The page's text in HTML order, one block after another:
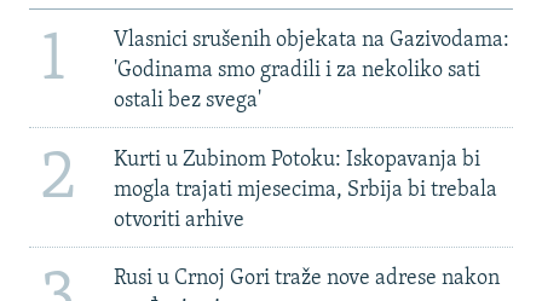
1
Vlasnici srušenih objekata na Gazivodama:
'Godinama smo gradili i za nekoliko sati
ostali bez svega'
2
Kurti u Zubinom Potoku: Iskopavanja bi
mogla trajati mjesecima, Srbija bi trebala
otvoriti arhive
Rusi u Crnoj Gori traže nove adrese nakon